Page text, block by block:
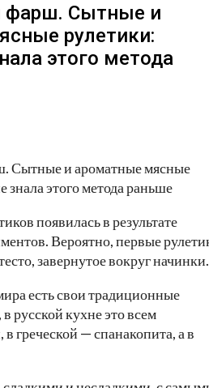
фарш. Сытные и
рулетики:
этого метода
появилась в результате
Вероятно, первые
завернутое вокруг начинки.
есть свои традиционные
русской кухне это всем
греческой — спанакопита, а в